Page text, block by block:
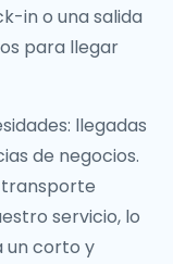
in o una salida
para llegar
llegadas
de negocios.
servicio, lo
un corto y